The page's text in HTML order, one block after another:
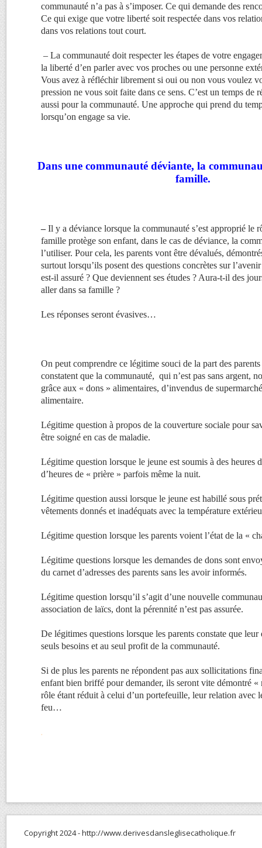
communauté n’a pas à s’imposer. Ce qui demande des
Ce qui exige que votre liberté soit respectée dans vos
dans vos relations tout court.
– La communauté doit respecter les étapes de votre
la liberté d’en parler avec vos proches ou une personne
Vous avez à réfléchir librement si oui ou non vous voulez
pression ne vous soit faite dans ce sens. C’est un temps de
aussi pour la communauté. Une approche qui prend du
lorsqu’on engage sa vie.
Dans une communauté déviante, la
famille.
– Il y a déviance lorsque la communauté s’est approprié le
famille protège son enfant, dans le cas de déviance, la
l’utiliser. Pour cela, les parents vont être dévalués,
surtout lorsqu’ils posent des questions concrètes sur
est-il assuré ? Que deviennent ses études ? Aura-t-il des
aller dans sa famille ?
Les réponses seront évasives…
On peut comprendre ce légitime souci de la part des
constatent que la communauté, qui n’est pas sans argent,
grâce aux « dons » alimentaires, d’invendus de
alimentaire.
Légitime question à propos de la couverture sociale pour
être soigné en cas de maladie.
Légitime question lorsque le jeune est soumis à des heures
d’heures de « prière » parfois même la nuit.
Légitime question aussi lorsque le jeune est habillé sous
vêtements donnés et inadéquats avec la température
Légitime question lorsque les parents voient l’état de la «
Légitime questions lorsque les demandes de dons sont
du carnet d’adresses des parents sans les avoir informés.
Légitime question lorsqu’il s’agit d’une nouvelle
association de laïcs, dont la pérennité n’est pas assurée.
De légitimes questions lorsque les parents constate que
seuls besoins et au seul profit de la communauté.
Si de plus les parents ne répondent pas aux sollicitations
enfant bien briffé pour demander, ils seront vite démontré «
rôle étant réduit à celui d’un portefeuille, leur relation avec
feu…
.
Copyright 2024 - http://www.derivesdansleglisecatholique.fr